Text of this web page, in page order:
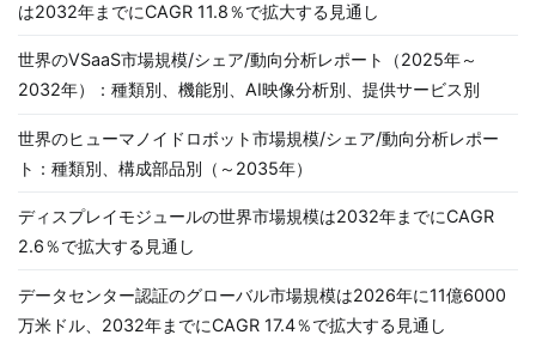
は2032年までにCAGR 11.8％で拡大する見通し
世界のVSaaS市場規模/シェア/動向分析レポート（2025年～
2032年）：種類別、機能別、AI映像分析別、提供サービス別
世界のヒューマノイドロボット市場規模/シェア/動向分析レポー
ト：種類別、構成部品別（～2035年）
ディスプレイモジュールの世界市場規模は2032年までにCAGR
2.6％で拡大する見通し
データセンター認証のグローバル市場規模は2026年に11億6000
万米ドル、2032年までにCAGR 17.4％で拡大する見通し